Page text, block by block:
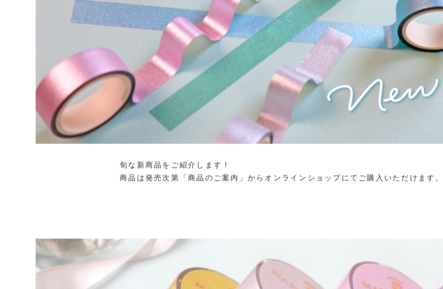
旬な新商品をご紹介します！
商品は発売次第「商品のご案内」からオンラインショップにてご購入いただけます